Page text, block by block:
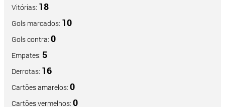
Vitórias: 18
Gols marcados: 10
Gols contra: 0
Empates: 5
Derrotas: 16
Cartões amarelos: 0
Cartões vermelhos: 0